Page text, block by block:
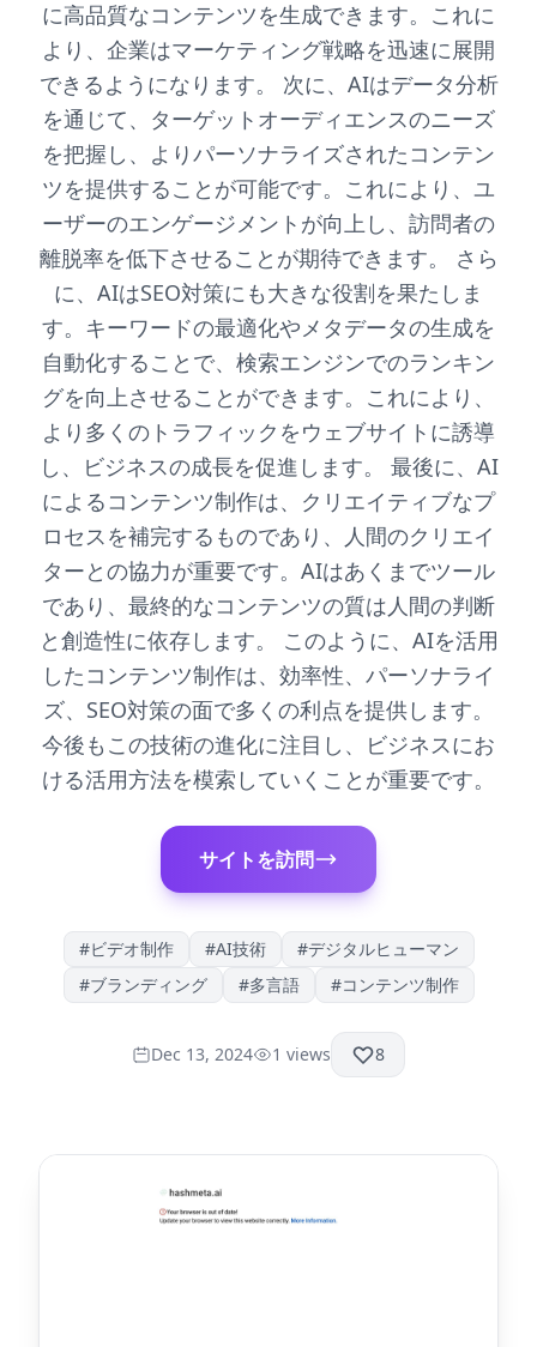
に高品質なコンテンツを生成できます。これに
より、企業はマーケティング戦略を迅速に展開
できるようになります。 次に、AIはデータ分析
を通じて、ターゲットオーディエンスのニーズ
を把握し、よりパーソナライズされたコンテン
ツを提供することが可能です。これにより、ユ
ーザーのエンゲージメントが向上し、訪問者の
離脱率を低下させることが期待できます。 さら
に、AIはSEO対策にも大きな役割を果たしま
す。キーワードの最適化やメタデータの生成を
自動化することで、検索エンジンでのランキン
グを向上させることができます。これにより、
より多くのトラフィックをウェブサイトに誘導
し、ビジネスの成長を促進します。 最後に、AI
によるコンテンツ制作は、クリエイティブなプ
ロセスを補完するものであり、人間のクリエイ
ターとの協力が重要です。AIはあくまでツール
であり、最終的なコンテンツの質は人間の判断
と創造性に依存します。 このように、AIを活用
したコンテンツ制作は、効率性、パーソナライ
ズ、SEO対策の面で多くの利点を提供します。
今後もこの技術の進化に注目し、ビジネスにお
ける活用方法を模索していくことが重要です。
サイトを訪問
#ビデオ制作 #AI技術 #デジタルヒューマン
#ブランディング #多言語 #コンテンツ制作
Dec 13, 2024 1 views 8